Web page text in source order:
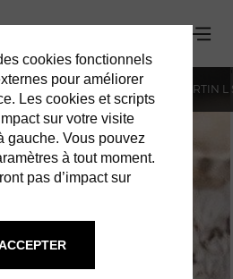
GENÈVE ST-MARTIN
À
cookies fonctionnels
pour améliorer
Les cookies et scripts
sur votre visite
gauche. Vous pouvez
à tout moment.
pas d’impact sur